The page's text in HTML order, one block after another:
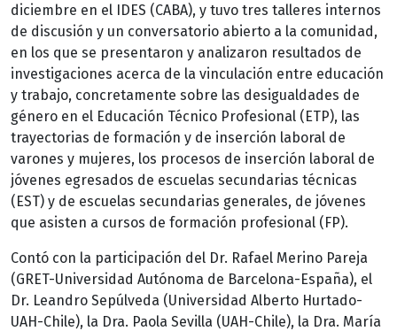
diciembre en el IDES (CABA), y tuvo tres talleres internos
de discusión y un conversatorio abierto a la comunidad,
en los que se presentaron y analizaron resultados de
investigaciones acerca de la vinculación entre educación
y trabajo, concretamente sobre las desigualdades de
género en el Educación Técnico Profesional (ETP), las
trayectorias de formación y de inserción laboral de
varones y mujeres, los procesos de inserción laboral de
jóvenes egresados de escuelas secundarias técnicas
(EST) y de escuelas secundarias generales, de jóvenes
que asisten a cursos de formación profesional (FP).
Contó con la participación del Dr. Rafael Merino Pareja
(GRET-Universidad Autónoma de Barcelona-España), el
Dr. Leandro Sepúlveda (Universidad Alberto Hurtado-
UAH-Chile), la Dra. Paola Sevilla (UAH-Chile), la Dra. María